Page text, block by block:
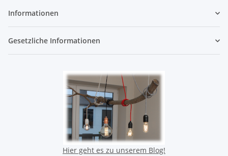
Informationen
Gesetzliche Informationen
Hier geht es zu unserem Blog!